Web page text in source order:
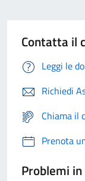
Contatta il
Leggi le
Richiedi
Chiama il
Prenota
Problemi